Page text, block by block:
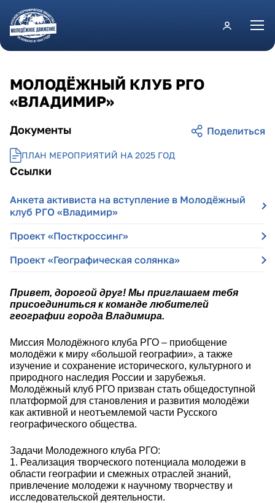
Перейти к основному содержанию
Документы
ПЛАН МЕРОПРИЯТИЙ НА 2025 ГОД
Ссылки
Анкета активиста на вступление в Молодёжный
клуб РГО «Владимир»
Проект «Посткроссинг»
Проект «Географическая солянка»
МОЛОДЁЖНЫЙ КЛУБ РГО
«ВЛАДИМИР»
Привет, дорогой друг! Мы приглашаем тебя
присоединиться к команде любителей
географии города Владимира.
Миссия Молодёжного клуба РГО – приобщение
молодёжи к миру «большой географии», а также
изучение и сохранение исторического, культурного и
природного наследия России и зарубежья.
Молодёжный клуб РГО призван стать общедоступной
платформой для становления и развития молодёжи
как активной и неотъемлемой части Русского
географического общества.
Задачи Молодежного клуба РГО:
1. Реализация творческого потенциала молодежи в
области географии и смежных отраслей знаний,
привлечение молодежи к научному творчеству и
исследовательской деятельности.